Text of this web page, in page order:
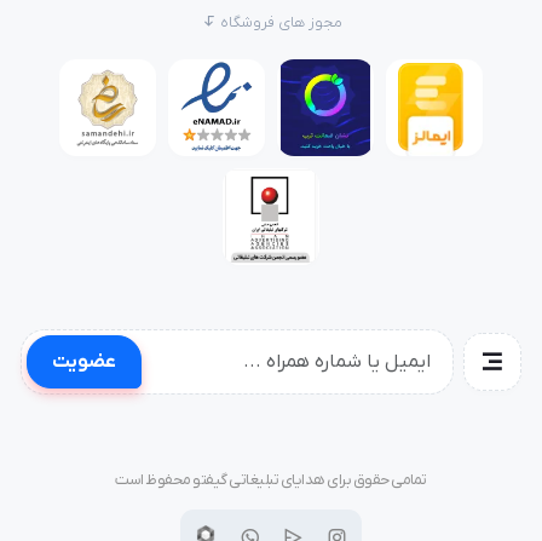
مجوز های فروشگاه
عضویت
تمامی حقوق برای هدایای تبلیغاتی گیفتو محفوظ است